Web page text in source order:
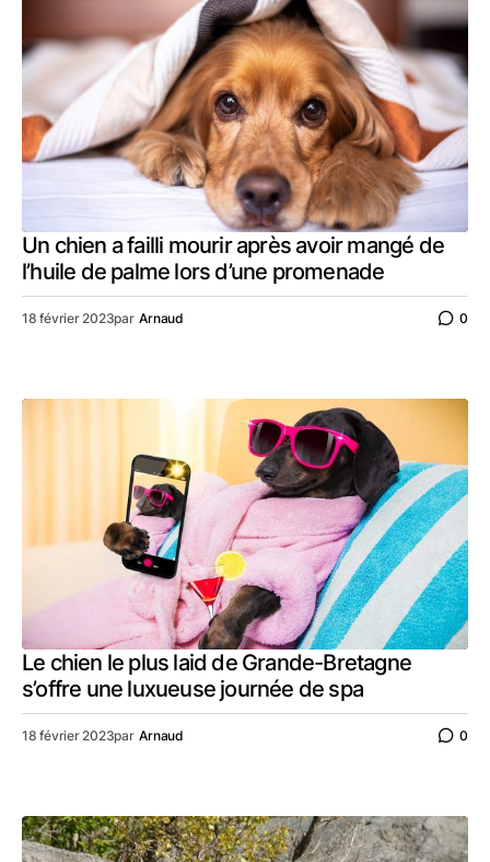
Un chien a failli mourir après avoir mangé de
l’huile de palme lors d’une promenade
18 février 2023par Arnaud 0
Le chien le plus laid de Grande-Bretagne
s’offre une luxueuse journée de spa
18 février 2023par Arnaud 0